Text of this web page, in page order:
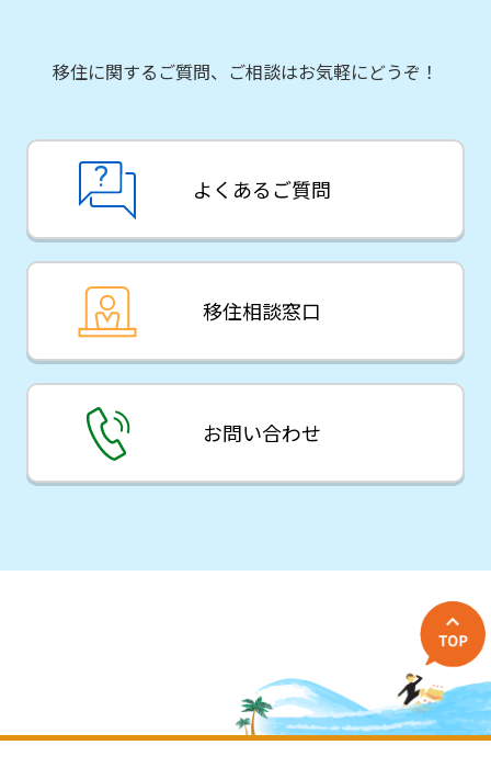
移住に関するご質問、ご相談はお気軽にどうぞ！
よくあるご質問
移住相談窓口
お問い合わせ